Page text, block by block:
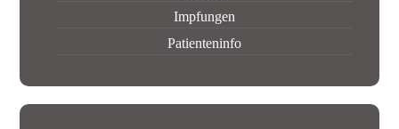
Impfungen
Patienteninfo